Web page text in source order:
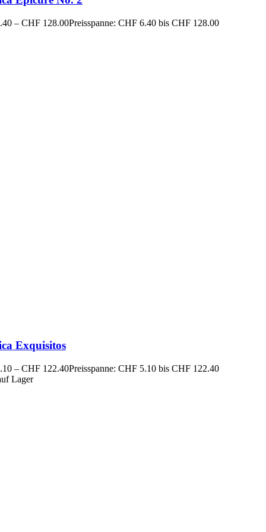
– CHF 128.00Preisspanne: CHF 6.40 bis CHF 128.00
Exquisitos
– CHF 122.40Preisspanne: CHF 5.10 bis CHF 122.40
Lager